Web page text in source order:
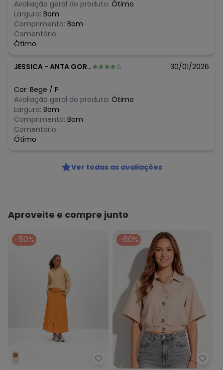
fevereiro/2026
Avaliação geral do produto: Ótimo
Largura: Bom
Comprimento: Bom
Comentário:
Ótimo
JESSICA - ANTA GORDA - RS 30/01/2026
Cor: Bege / P
Avaliação geral do produto: Ótimo
Largura: Bom
Comprimento: Bom
Comentário:
Ótimo
Ver todas as avaliações
Aproveite e compre junto
-50%
Essendi - Blusão Feminino
-60%